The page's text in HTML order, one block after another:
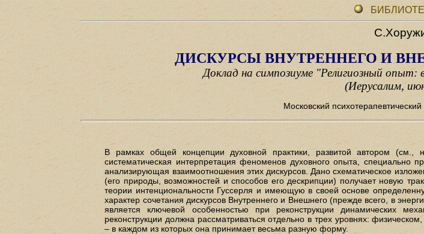
ДИСКУРСЫ ВНУТРЕННЕГО И
Доклад на симпозиуме"Религиозный опыт:
(Иерусалим,
Московский
В рамках общей концепции духовной практики, развитой автором
систематическая интерпретация феноменов духовного опыта, специально
анализирующая взаимоотношения этих дискурсов. Дано схематическое
(его природы, возможностей и способов его дескрипции) получает новую
теории интенциональности Гуссерля и имеющую в своей основе
характер сочетания дискурсов Внутреннего и Внешнего (прежде всего, в
является ключевой особенностью при реконструкции динамических
реконструкции должна рассматриваться отдельно в трех уровнях:
– в каждом из которых она принимает весьма разную форму.